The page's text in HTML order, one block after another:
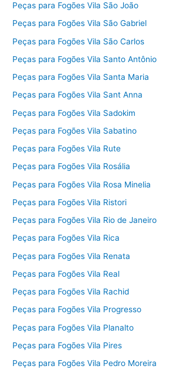
Peças para Fogões Vila São João
Peças para Fogões Vila São Gabriel
Peças para Fogões Vila São Carlos
Peças para Fogões Vila Santo Antônio
Peças para Fogões Vila Santa Maria
Peças para Fogões Vila Sant Anna
Peças para Fogões Vila Sadokim
Peças para Fogões Vila Sabatino
Peças para Fogões Vila Rute
Peças para Fogões Vila Rosália
Peças para Fogões Vila Rosa Minelia
Peças para Fogões Vila Ristori
Peças para Fogões Vila Rio de Janeiro
Peças para Fogões Vila Rica
Peças para Fogões Vila Renata
Peças para Fogões Vila Real
Peças para Fogões Vila Rachid
Peças para Fogões Vila Progresso
Peças para Fogões Vila Planalto
Peças para Fogões Vila Pires
Peças para Fogões Vila Pedro Moreira